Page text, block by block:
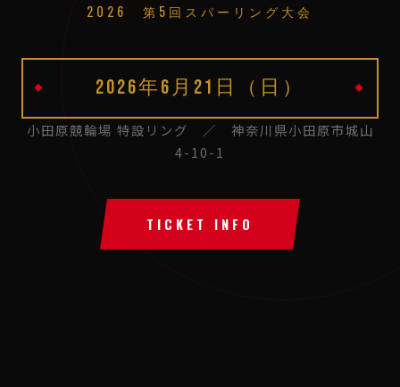
2026 第5回スパーリング大会
2026年6月21日（日）
小田原競輪場 特設リング ／ 神奈川県小田原市城山
4-10-1
TICKET INFO